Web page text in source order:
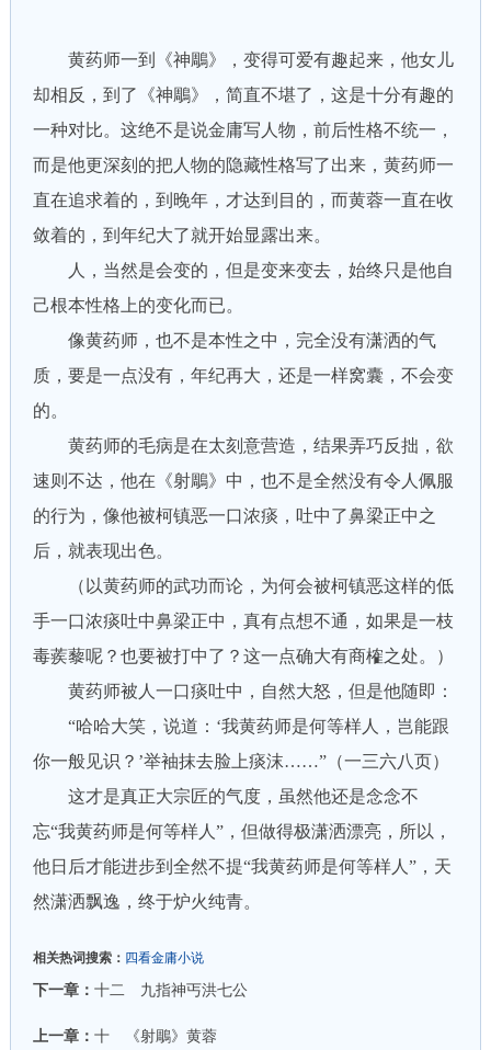
黄药师一到《神鵰》，变得可爱有趣起来，他女儿
却相反，到了《神鵰》，简直不堪了，这是十分有趣的
一种对比。这绝不是说金庸写人物，前后性格不统一，
而是他更深刻的把人物的隐藏性格写了出来，黄药师一
直在追求着的，到晚年，才达到目的，而黄蓉一直在收
敛着的，到年纪大了就开始显露出来。
人，当然是会变的，但是变来变去，始终只是他自
己根本性格上的变化而已。
像黄药师，也不是本性之中，完全没有潇洒的气
质，要是一点没有，年纪再大，还是一样窝囊，不会变
的。
黄药师的毛病是在太刻意营造，结果弄巧反拙，欲
速则不达，他在《射鵰》中，也不是全然没有令人佩服
的行为，像他被柯镇恶一口浓痰，吐中了鼻梁正中之
后，就表现出色。
（以黄药师的武功而论，为何会被柯镇恶这样的低
手一口浓痰吐中鼻梁正中，真有点想不通，如果是一枝
毒蒺藜呢？也要被打中了？这一点确大有商榷之处。）
黄药师被人一口痰吐中，自然大怒，但是他随即：
“哈哈大笑，说道：‘我黄药师是何等样人，岂能跟
你一般见识？’举袖抹去脸上痰沫……”（一三六八页）
这才是真正大宗匠的气度，虽然他还是念念不
忘“我黄药师是何等样人”，但做得极潇洒漂亮，所以，
他日后才能进步到全然不提“我黄药师是何等样人”，天
然潇洒飘逸，终于炉火纯青。
相关热词搜索： 四看金庸小说
下一章： 十二 九指神丐洪七公
上一章： 十 《射鵰》黄蓉